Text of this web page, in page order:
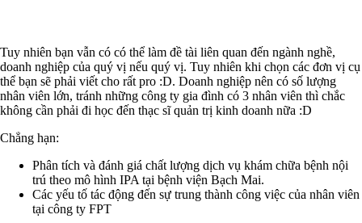
Tuy nhiên bạn vẫn có có thể làm đề tài liên quan đến ngành nghề,
doanh nghiệp của quý vị nếu quý vị. Tuy nhiên khi chọn các đơn vị cụ
thể bạn sẽ phải viết cho rất pro :D. Doanh nghiệp nên có số lượng
nhân viên lớn, tránh những công ty gia đình có 3 nhân viên thì chắc
không cần phải đi học đến thạc sĩ quản trị kinh doanh nữa :D
Chẳng hạn:
Phân tích và đánh giá chất lượng dịch vụ khám chữa bệnh nội
trú theo mô hình IPA tại bệnh viện Bạch Mai.
Các yếu tố tác động đến sự trung thành công việc của nhân viên
tại công ty FPT